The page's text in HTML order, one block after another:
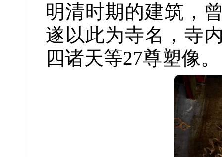
明清时期的建筑，
遂以此为寺名，寺
四诸天等27尊塑像。